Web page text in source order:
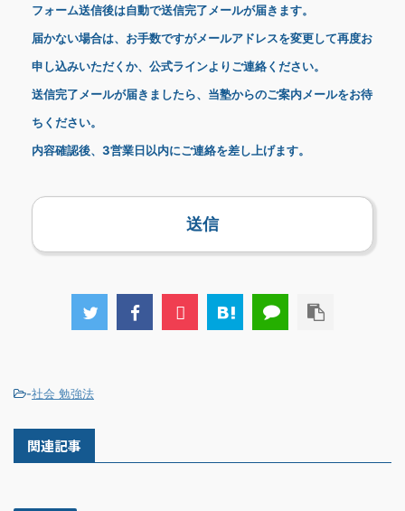
フォーム送信後は自動で送信完了メールが届きます。
届かない場合は、お手数ですがメールアドレスを変更して再度お
申し込みいただくか、公式ラインよりご連絡ください。
送信完了メールが届きましたら、当塾からのご案内メールをお待
ちください。
内容確認後、3営業日以内にご連絡を差し上げます。
-社会 勉強法
関連記事